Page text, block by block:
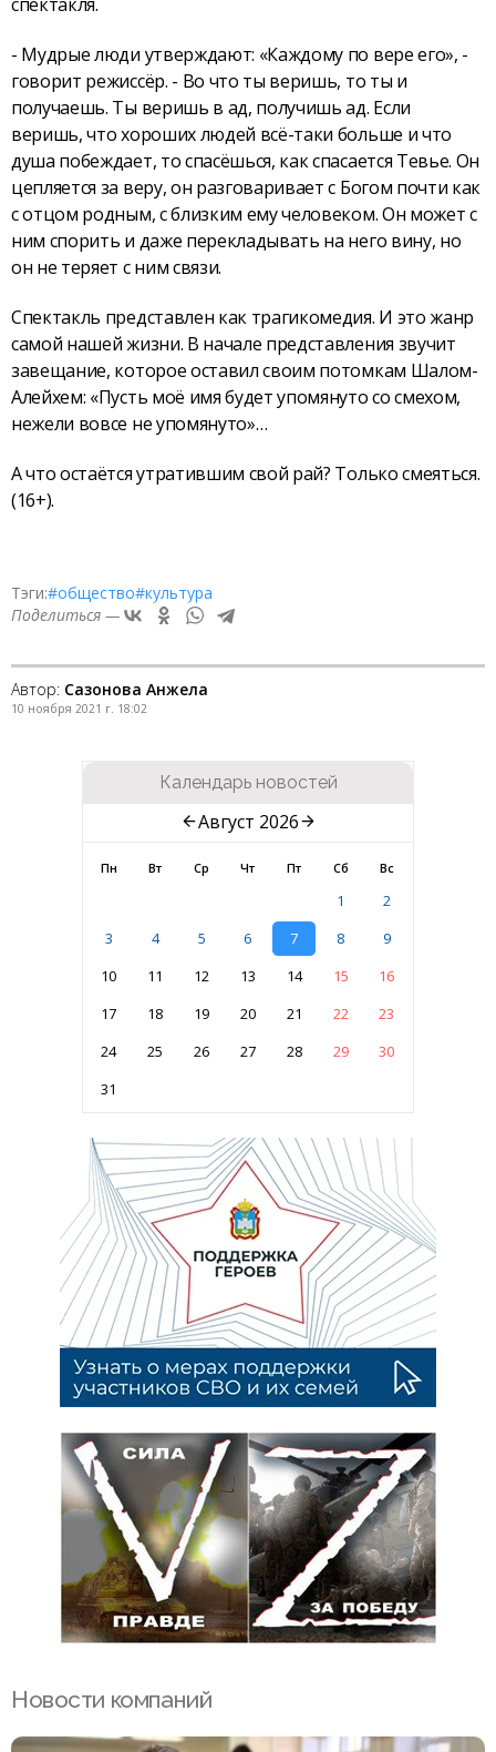
- Мудрые люди утверждают: «Каждому по вере его», -
говорит режиссёр. - Во что ты веришь, то ты и
получаешь. Ты веришь в ад, получишь ад. Если
веришь, что хороших людей всё-таки больше и что
душа побеждает, то спасёшься, как спасается Тевье. Он
цепляется за веру, он разговаривает с Богом почти как
с отцом родным, с близким ему человеком. Он может с
ним спорить и даже перекладывать на него вину, но
он не теряет с ним связи.
Спектакль представлен как трагикомедия. И это жанр
самой нашей жизни. В начале представления звучит
завещание, которое оставил своим потомкам Шалом-
Алейхем: «Пусть моё имя будет упомянуто со смехом,
нежели вовсе не упомянуто»…
А что остаётся утратившим свой рай? Только смеяться.
(16+).
Тэги:#общество#культура
Поделиться —
Автор: Сазонова Анжела
10 ноября 2021 г. 18:02
Календарь новостей
Август 2026
Пн Вт Ср Чт Пт Сб Вс
1
2
3
4 5 6 7 8
9
10
11 12 13 14 15
16
17
18 19 20 21 22
23
24
25 26 27 28 29
30
31
Новости компаний